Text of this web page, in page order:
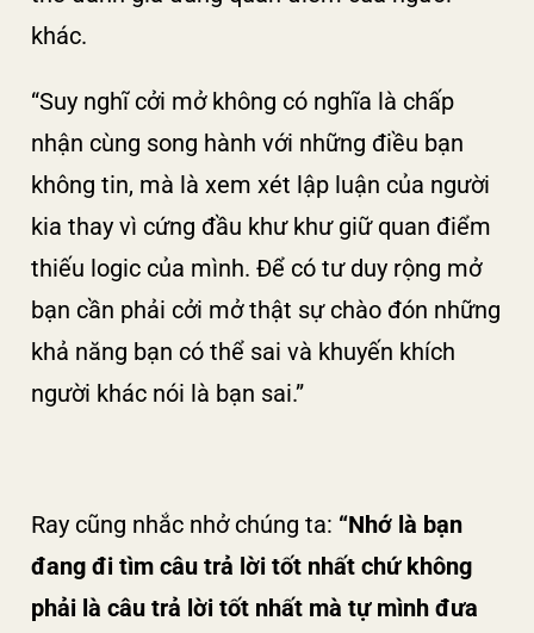
khác.
“Suy nghĩ cởi mở không có nghĩa là chấp
nhận cùng song hành với những điều bạn
không tin, mà là xem xét lập luận của người
kia thay vì cứng đầu khư khư giữ quan điểm
thiếu logic của mình. Để có tư duy rộng mở
bạn cần phải cởi mở thật sự chào đón những
khả năng bạn có thể sai và khuyến khích
người khác nói là bạn sai.”
Ray cũng nhắc nhở chúng ta: “Nhớ là bạn
đang đi tìm câu trả lời tốt nhất chứ không
phải là câu trả lời tốt nhất mà tự mình đưa